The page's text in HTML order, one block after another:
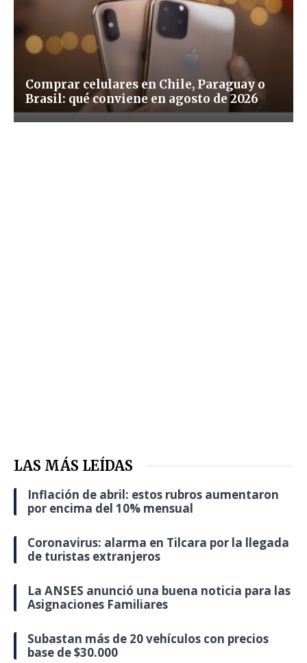
Comprar celulares en Chile, Paraguay o
Brasil: qué conviene en agosto de 2026
LAS MÁS LEÍDAS
Inflación de abril: estos rubros aumentaron
por encima del 10% mensual
Coronavirus: alarma en Tilcara por la llegada
de turistas extranjeros
La ANSES anunció una buena noticia para las
Asignaciones Familiares
Subastan más de 20 vehículos con precios
base de $30.000